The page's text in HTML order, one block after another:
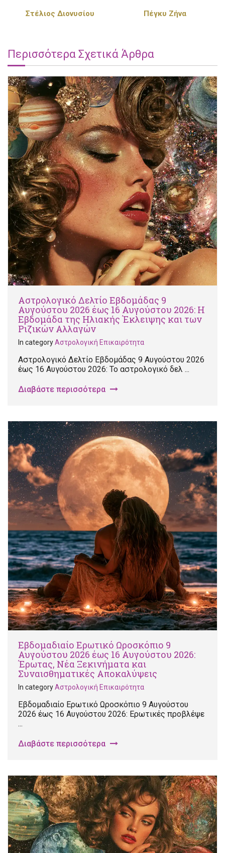
Στέλιος Διονυσίου Πέγκυ Ζήνα
Περισσότερα Σχετικά Άρθρα
Αστρολογικό Δελτίο Εβδομάδας 9
Αυγούστου 2026 έως 16 Αυγούστου 2026: Η
Εβδομάδα της Ηλιακής Έκλειψης και των
Ριζικών Αλλαγών
In categoryΑστρολογική Επικαιρότητα
Αστρολογικό Δελτίο Εβδομάδας 9 Αυγούστου 2026
έως 16 Αυγούστου 2026: Το αστρολογικό δελ ...
Διαβάστε περισσότερα
Εβδομαδιαίο Ερωτικό Ωροσκόπιο 9
Αυγούστου 2026 έως 16 Αυγούστου 2026:
Έρωτας, Νέα Ξεκινήματα και
Συναισθηματικές Αποκαλύψεις
In categoryΑστρολογική Επικαιρότητα
Εβδομαδιαίο Ερωτικό Ωροσκόπιο 9 Αυγούστου
2026 έως 16 Αυγούστου 2026: Ερωτικές προβλέψε
...
Διαβάστε περισσότερα